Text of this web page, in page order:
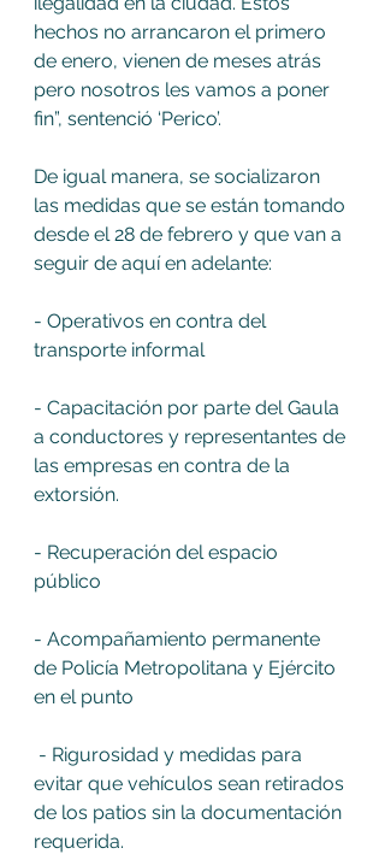
hechos no arrancaron el primero
de enero, vienen de meses atrás
pero nosotros les vamos a poner
fin”, sentenció ‘Perico’.
De igual manera, se socializaron
las medidas que se están tomando
desde el 28 de febrero y que van a
seguir de aquí en adelante:
- Operativos en contra del
transporte informal
- Capacitación por parte del Gaula
a conductores y representantes de
las empresas en contra de la
extorsión.
- Recuperación del espacio
público
- Acompañamiento permanente
de Policía Metropolitana y Ejército
en el punto
evitar que vehículos sean retirados
de los patios sin la documentación
requerida.